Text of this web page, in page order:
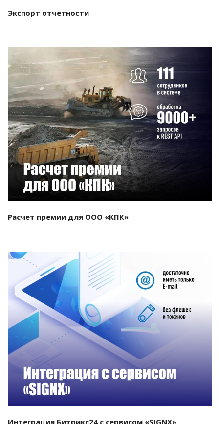
Экспорт отчетности
Смотреть проект
Расчет премии для ООО «КПК»
Смотреть проект
Интеграция Битрикс24 с сервисом «SIGNX»